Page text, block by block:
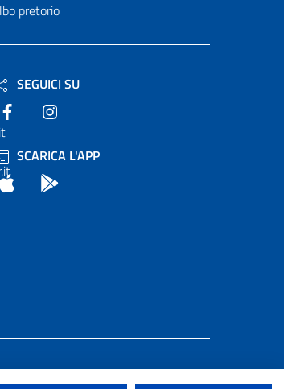
pretorio
SEGUICI SU
Facebook
SCARICA L'APP
App Store